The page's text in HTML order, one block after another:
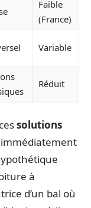
Faible
(France)
Variable
Réduit
solutions
à
d’un bal où